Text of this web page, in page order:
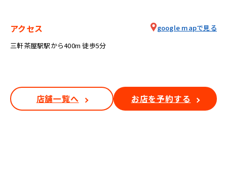
アクセス
三軒茶屋駅駅から400m 徒歩5分
google mapで見る
店舗一覧へ お店を予約する